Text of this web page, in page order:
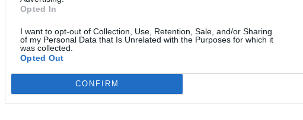
Opted In
I want to opt-out of Collection, Use, Retention, Sale, and/or Sharing
of my Personal Data that Is Unrelated with the Purposes for which it
was collected.
Opted Out
CONFIRM